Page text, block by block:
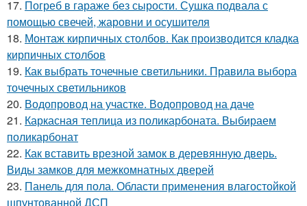
17. Погреб в гараже без сырости. Сушка подвала с
помощью свечей, жаровни и осушителя
18. Монтаж кирпичных столбов. Как производится кладка
кирпичных столбов
19. Как выбрать точечные светильники. Правила выбора
точечных светильников
20. Водопровод на участке. Водопровод на даче
21. Каркасная теплица из поликарбоната. Выбираем
поликарбонат
22. Как вставить врезной замок в деревянную дверь.
Виды замков для межкомнатных дверей
23. Панель для пола. Области применения влагостойкой
шпунтованной ДСП